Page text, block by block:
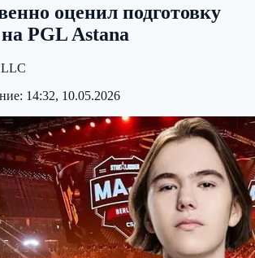
оценил подготовку
PGL Astana
14:32, 10.05.2026